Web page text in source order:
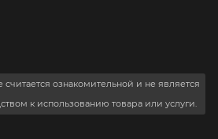
ознакомительной и не является
к использованию товара или услуги.